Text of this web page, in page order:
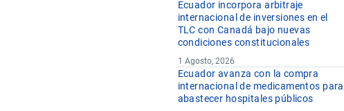
Ecuador incorpora arbitraje
internacional de inversiones en el
TLC con Canadá bajo nuevas
condiciones constitucionales
1 Agosto, 2026
Ecuador avanza con la compra
internacional de medicamentos para
abastecer hospitales públicos